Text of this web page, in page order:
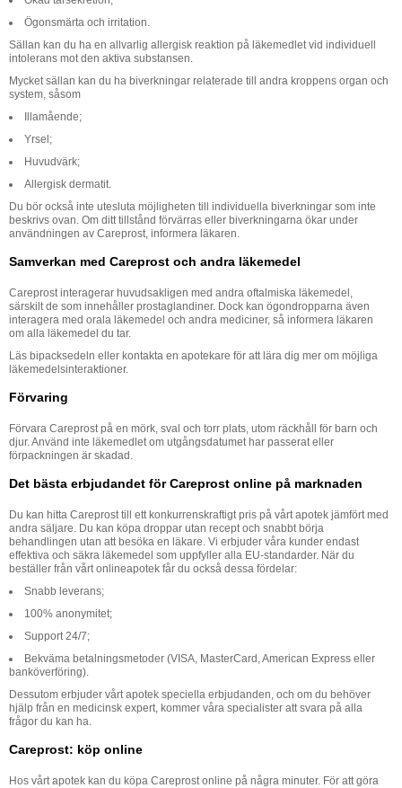
Ögonsmärta och irritation.
Sällan kan du ha en allvarlig allergisk reaktion på läkemedlet vid individuell
intolerans mot den aktiva substansen.
Mycket sällan kan du ha biverkningar relaterade till andra kroppens organ och
system, såsom
Illamående;
Yrsel;
Huvudvärk;
Allergisk dermatit.
Du bör också inte utesluta möjligheten till individuella biverkningar som inte
beskrivs ovan. Om ditt tillstånd förvärras eller biverkningarna ökar under
användningen av Careprost, informera läkaren.
Samverkan med Careprost och andra läkemedel
Careprost interagerar huvudsakligen med andra oftalmiska läkemedel,
särskilt de som innehåller prostaglandiner. Dock kan ögondropparna även
interagera med orala läkemedel och andra mediciner, så informera läkaren
om alla läkemedel du tar.
Läs bipacksedeln eller kontakta en apotekare för att lära dig mer om möjliga
läkemedelsinteraktioner.
Förvaring
Förvara Careprost på en mörk, sval och torr plats, utom räckhåll för barn och
djur. Använd inte läkemedlet om utgångsdatumet har passerat eller
förpackningen är skadad.
Det bästa erbjudandet för Careprost online på marknaden
Du kan hitta Careprost till ett konkurrenskraftigt pris på vårt apotek jämfört med
andra säljare. Du kan köpa droppar utan recept och snabbt börja
behandlingen utan att besöka en läkare. Vi erbjuder våra kunder endast
effektiva och säkra läkemedel som uppfyller alla EU-standarder. När du
beställer från vårt onlineapotek får du också dessa fördelar:
Snabb leverans;
100% anonymitet;
Support 24/7;
Bekväma betalningsmetoder (VISA, MasterCard, American Express eller
banköverföring).
Dessutom erbjuder vårt apotek speciella erbjudanden, och om du behöver
hjälp från en medicinsk expert, kommer våra specialister att svara på alla
frågor du kan ha.
Careprost: köp online
Hos vårt apotek kan du köpa Careprost online på några minuter. För att göra